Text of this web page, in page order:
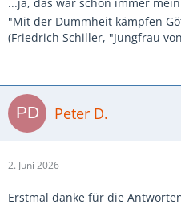
"Mit der Dummheit kämpfen
(Friedrich Schiller, "Jungfrau
Peter D.
2. Juni 2026
Erstmal danke für die